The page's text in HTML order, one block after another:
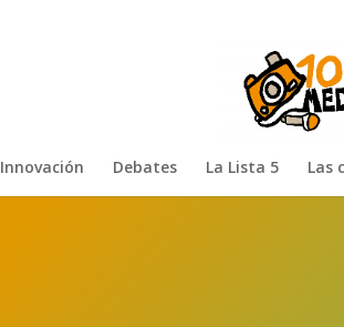
Innovación Debates La Lista 5 Las